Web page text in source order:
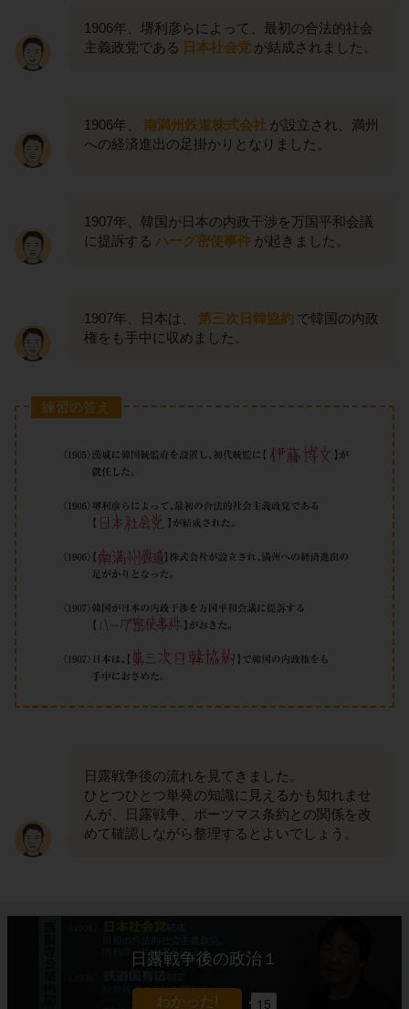
1906年、堺利彦らによって、最初の合法的社会
主義政党である 日本社会党 が結成されました。
1906年、 南満州鉄道株式会社 が設立され、満州
への経済進出の足掛かりとなりました。
1907年、韓国が日本の内政干渉を万国平和会議
に提訴する ハーグ密使事件 が起きました。
1907年、日本は、 第三次日韓協約 で韓国の内政
権をも手中に収めました。
練習の答え
日露戦争後の流れを見てきました。
ひとつひとつ単発の知識に見えるかも知れませ
んが、日露戦争、ポーツマス条約との関係を改
めて確認しながら整理するとよいでしょう。
日露戦争後の政治１
15